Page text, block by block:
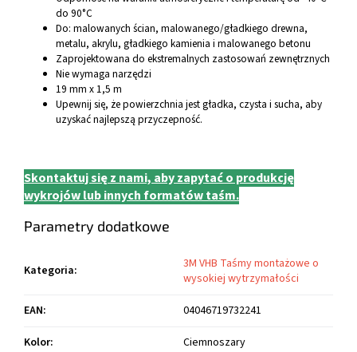
do 90°C
Do: malowanych ścian, malowanego/gładkiego drewna,
metalu, akrylu, gładkiego kamienia i malowanego betonu
Zaprojektowana do ekstremalnych zastosowań zewnętrznych
Nie wymaga narzędzi
19 mm x 1,5 m
Upewnij się, że powierzchnia jest gładka, czysta i sucha, aby
uzyskać najlepszą przyczepność.
Skontaktuj się z nami, aby zapytać o produkcję
wykrojów lub innych formatów taśm.
Parametry dodatkowe
Kategoria:
3M VHB Taśmy montażowe o
wysokiej wytrzymałości
EAN:
04046719732241
Kolor: Ciemnoszary